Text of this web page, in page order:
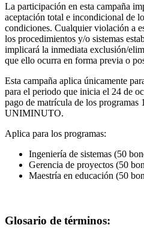
La participación en esta campaña
aceptación total e incondicional de
condiciones. Cualquier violación a
los procedimientos y/o sistemas
implicará la inmediata exclusión/
que ello ocurra en forma previa o
Esta campaña aplica únicamente
para el periodo que inicia el 24 de
pago de matrícula de los programas
UNIMINUTO.
Aplica para los programas:
Ingeniería de sistemas (50
Gerencia de proyectos (50
Maestría en educación (50
Glosario de términos: